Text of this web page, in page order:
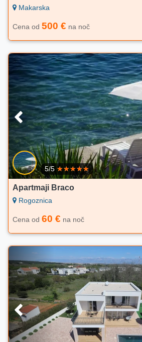
Makarska
Cena od 500 € na noč
5/5
Apartmaji Braco
Rogoznica
Cena od 60 € na noč